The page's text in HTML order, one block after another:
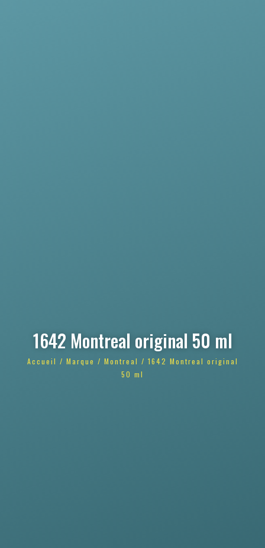
1642 Montreal original 50 ml
Accueil / Marque / Montreal / 1642 Montreal original
50 ml